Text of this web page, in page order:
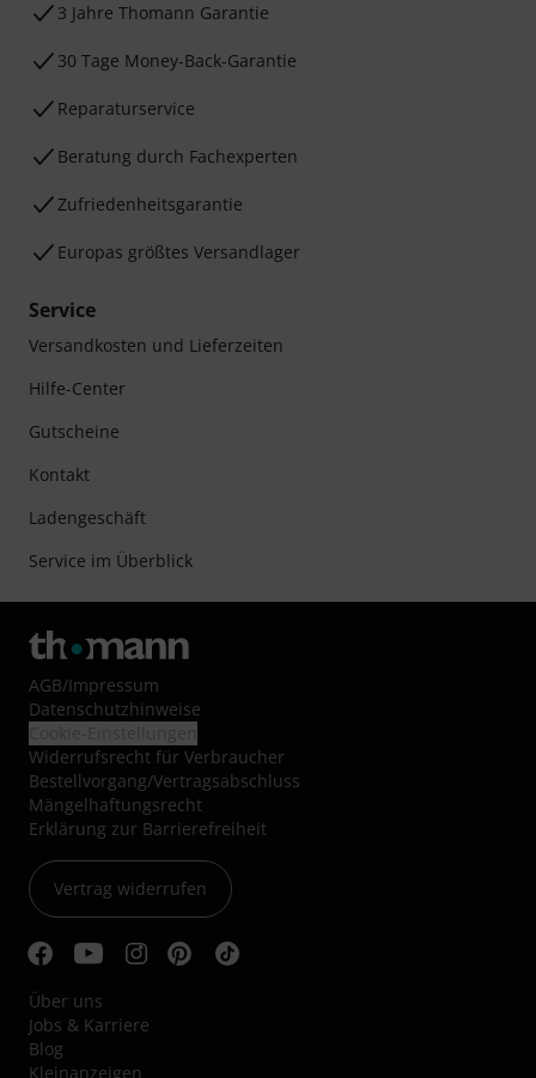
3 Jahre Thomann Garantie
30 Tage Money-Back-Garantie
Reparaturservice
Beratung durch Fachexperten
Zufriedenheitsgarantie
Europas größtes Versandlager
Service
Versandkosten und Lieferzeiten
Hilfe-Center
Gutscheine
Kontakt
Ladengeschäft
Service im Überblick
AGB/Impressum
Datenschutzhinweise
Widerrufsrecht für Verbraucher
Bestellvorgang/Vertragsabschluss
Mängelhaftungsrecht
Erklärung zur Barrierefreiheit
Vertrag widerrufen
Über uns
Jobs & Karriere
Blog
Kleinanzeigen